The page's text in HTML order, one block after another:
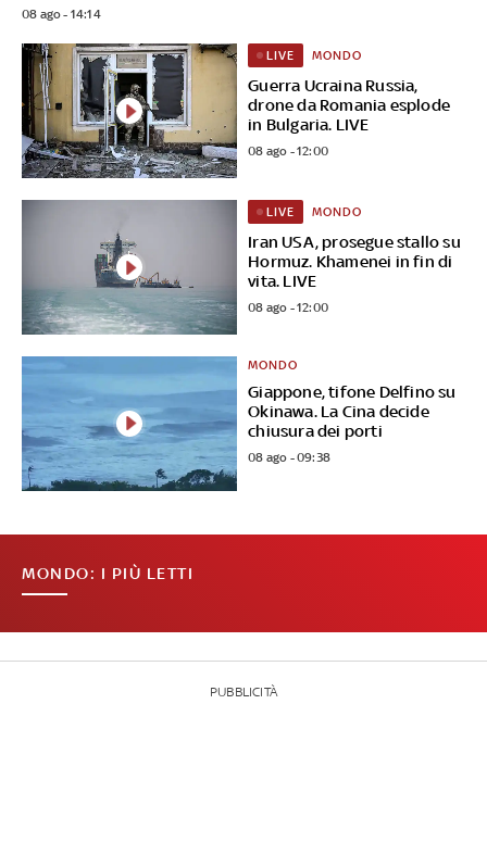
08 ago - 14:14
Guerra Ucraina Russia,
drone da Romania esplode
in Bulgaria. LIVE
LIVE MONDO
08 ago - 12:00
Iran USA, prosegue stallo su
Hormuz. Khamenei in fin di
vita. LIVE
LIVE MONDO
08 ago - 12:00
Giappone, tifone Delfino su
Okinawa. La Cina decide
chiusura dei porti
MONDO
08 ago - 09:38
MONDO: I PIÙ LETTI
PUBBLICITÀ